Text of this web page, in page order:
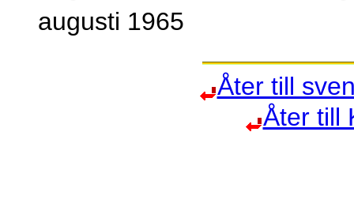
augusti 1965
Åter till
Åter till